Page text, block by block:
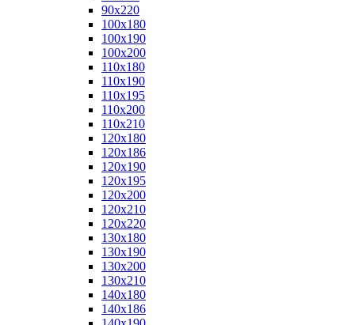
90x220
100x180
100x190
100x200
110x180
110x190
110x195
110x200
110x210
120x180
120x186
120x190
120x195
120x200
120x210
120x220
130x180
130x190
130x200
130x210
140x180
140x186